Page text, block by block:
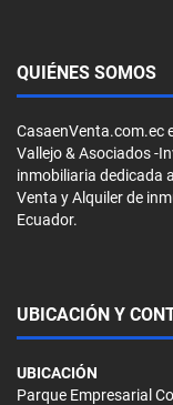
QUIÉNES SOMOS
CasaenVenta.com.ec
Vallejo & Asociados -
inmobiliaria dedicada
Venta y Alquiler de
Ecuador.
UBICACIÓN Y
UBICACIÓN
Parque Empresarial